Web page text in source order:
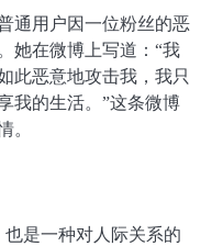
通用户因一位粉丝的恶
她在微博上写道：“我
此恶意地攻击我，我只
我的生活。”这条微博
。
是一种对人际关系的